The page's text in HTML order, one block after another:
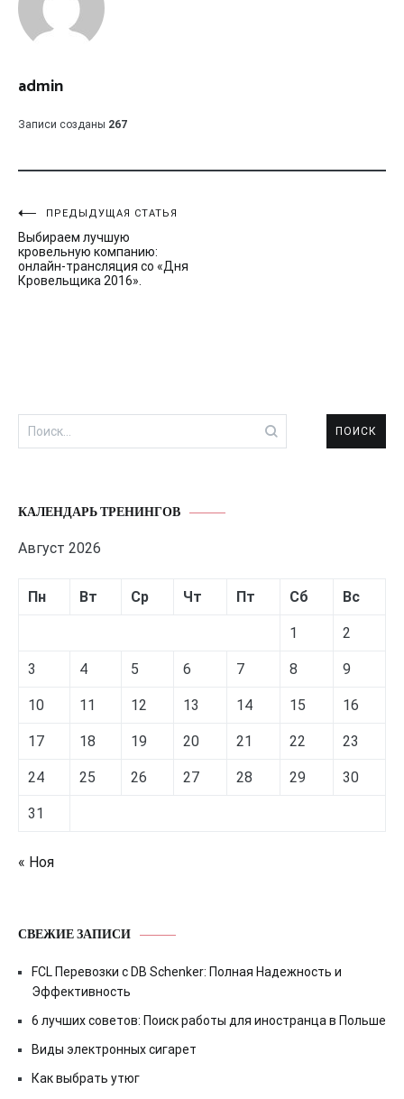
admin
Записи созданы 267
Навигация
по
записям
ПРЕДЫДУЩАЯ СТАТЬЯ
Выбираем лучшую
кровельную компанию:
онлайн-трансляция со «Дня
Кровельщика 2016».
Найти:
КАЛЕНДАРЬ ТРЕНИНГОВ
Август 2026
Пн Вт Ср Чт Пт Сб Вс
1 2
3 4 5 6 7 8 9
10 11 12 13 14 15 16
17 18 19 20 21 22 23
24 25 26 27 28 29 30
31
« Ноя
СВЕЖИЕ ЗАПИСИ
FCL Перевозки с DB Schenker: Полная Надежность и
Эффективность
6 лучших советов: Поиск работы для иностранца в Польше
Виды электронных сигарет
Как выбрать утюг